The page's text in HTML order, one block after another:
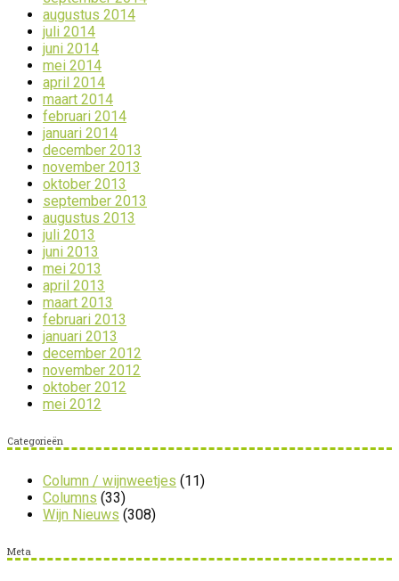
augustus 2014
juli 2014
juni 2014
mei 2014
april 2014
maart 2014
februari 2014
januari 2014
december 2013
november 2013
oktober 2013
september 2013
augustus 2013
juli 2013
juni 2013
mei 2013
april 2013
maart 2013
februari 2013
januari 2013
december 2012
november 2012
oktober 2012
mei 2012
Categorieën
Column / wijnweetjes (11)
Columns (33)
Wijn Nieuws (308)
Meta